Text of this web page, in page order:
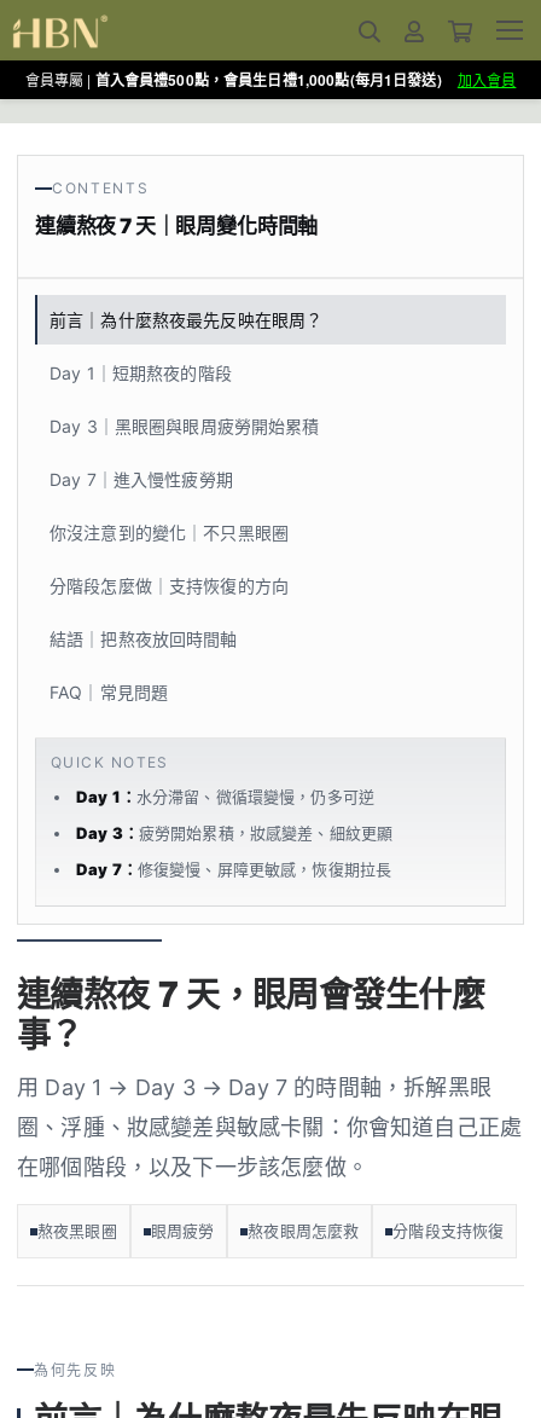
會員專屬 | 首入會員禮500點，會員生日禮1,000點(每月1日發送) 加入會員
CONTENTS
連續熬夜 7 天｜眼周變化時間軸
前言｜為什麼熬夜最先反映在眼周？
Day 1｜短期熬夜的階段
Day 3｜黑眼圈與眼周疲勞開始累積
Day 7｜進入慢性疲勞期
你沒注意到的變化｜不只黑眼圈
分階段怎麼做｜支持恢復的方向
結語｜把熬夜放回時間軸
FAQ｜常見問題
QUICK NOTES
Day 1： 水分滯留、微循環變慢，仍多可逆
Day 3： 疲勞開始累積，妝感變差、細紋更顯
Day 7： 修復變慢、屏障更敏感，恢復期拉長
連續熬夜 7 天，眼周會發生什麼
事？
用 Day 1 → Day 3 → Day 7 的時間軸，拆解黑眼
圈、浮腫、妝感變差與敏感卡關：你會知道自己正處
在哪個階段，以及下一步該怎麼做。
熬夜黑眼圈 眼周疲勞 熬夜眼周怎麼救 分階段支持恢復
為何先反映